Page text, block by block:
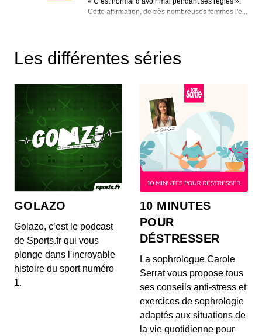
Cette affirmation, de très nombreuses femmes l'e...
00:32:02 - IL Y A 2 ANS
Le trouble de la personnalité limite (borderline) est
S3 E1 Mon enfant est TDAH
00:34:40 - IL Y A 2 ANS
Qui sont ces enfants que l’on catalogue comme «
difficiles » ? Ils sont hyperactifs, ont du mal à...
S2 E9 Céline a adopté sa fille
10.000 couples en France ont obtenu l’agrément
nécessaire et sont actuellement en attente de
voir...
S2 E8 Eliot a soigné son trouble de
l'attention
Le TDAH, pour Trouble de l’Attention et de
l’Hyperactivité, est un trouble du neuro-
développement...
Les différentes séries
GOLAZO
Golazo, c’est le podcast
de Sports.fr qui vous
plonge dans l'incroyable
histoire du sport numéro
1.
10 MINUTES
POUR
DÉSTRESSER
La sophrologue Carole
Serrat vous propose tous
ses conseils anti-stress et
exercices de sophrologie
adaptés aux situations de
la vie quotidienne pour